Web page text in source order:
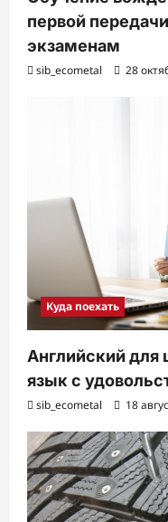
первой
экзаменам
sib_ecometal 28
Куда поехать
Английский для
язык с
sib_ecometal 18